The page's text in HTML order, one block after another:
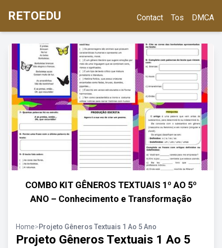
RETOEDU Contact Tos DMCA
COMBO KIT GÊNEROS TEXTUAIS 1º AO 5º
ANO – Conhecimento e Transformação
Home>Projeto Gêneros Textuais 1 Ao 5 Ano
Projeto Gêneros Textuais 1 Ao 5